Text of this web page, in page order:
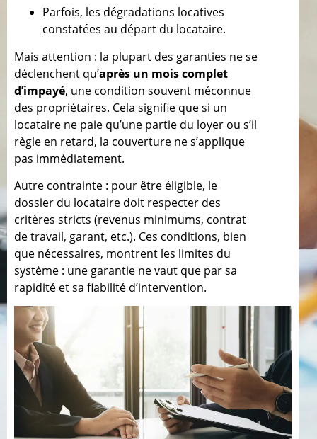
Parfois, les dégradations locatives
constatées au départ du locataire.
Mais attention : la plupart des garanties ne se
déclenchent qu’après un mois complet
d’impayé, une condition souvent méconnue
des propriétaires. Cela signifie que si un
locataire ne paie qu’une partie du loyer ou s’il
règle en retard, la couverture ne s’applique
pas immédiatement.
Autre contrainte : pour être éligible, le
dossier du locataire doit respecter des
critères stricts (revenus minimums, contrat
de travail, garant, etc.). Ces conditions, bien
que nécessaires, montrent les limites du
système : une garantie ne vaut que par sa
rapidité et sa fiabilité d’intervention.